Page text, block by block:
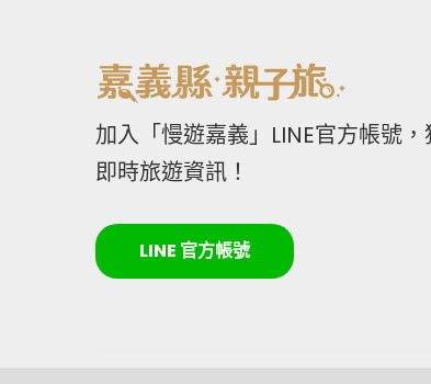
加入「慢遊嘉義」LINE官方帳號
即時旅遊資訊！
LINE 官方帳號